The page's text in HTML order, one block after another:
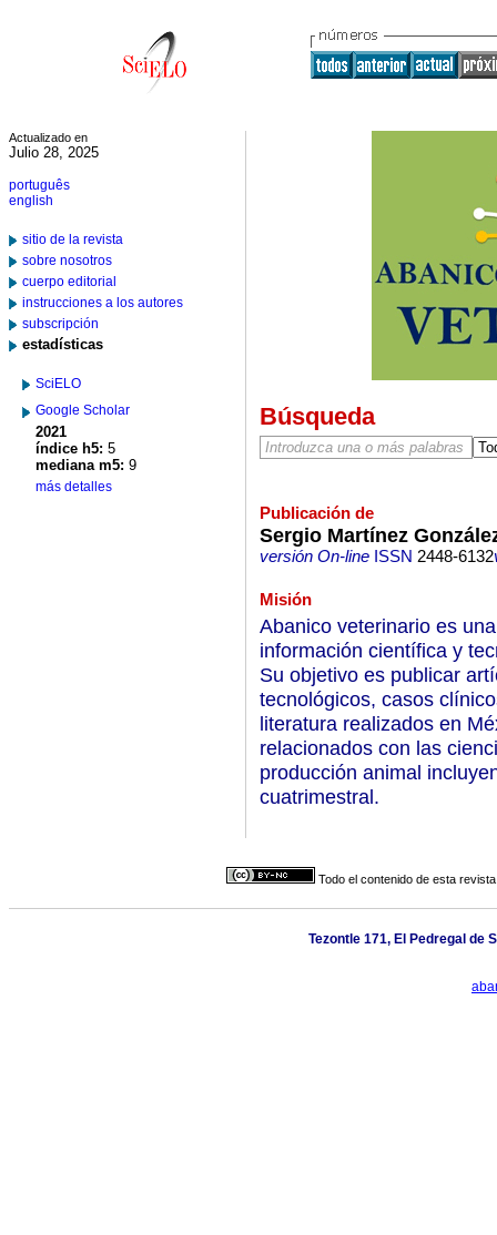
Actualizado en
Julio 28, 2025
português
english
sitio de la revista
sobre nosotros
cuerpo editorial
instrucciones a los autores
subscripción
estadísticas
SciELO
Google Scholar
2021
índice h5: 5
mediana m5: 9
más detalles
Búsqueda
Publicación de
Sergio Martínez
versión On-lineISSN 2448-6132
Misión
Abanico veterinario es
información científica y
Su objetivo es publicar
tecnológicos, casos
literatura realizados en
relacionados con las
producción animal
cuatrimestral.
Todo el contenido de esta
Tezontle 171, El Pedregal de